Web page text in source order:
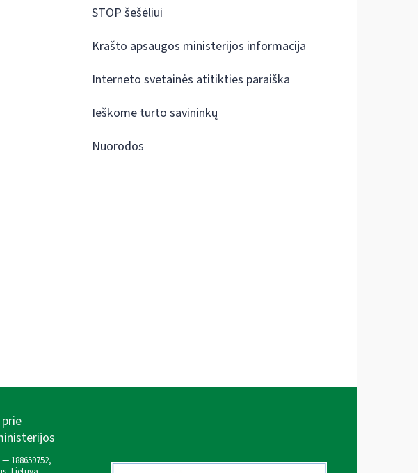
STOP šešėliui
Krašto apsaugos ministerijos informacija
Interneto svetainės atitikties paraiška
Ieškome turto savininkų
Nuorodos
188659752,